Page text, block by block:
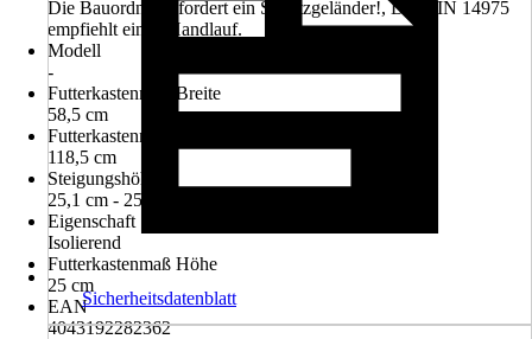
Die Bauordnung fordert ein Schutzgeländer!, Die DIN 14975
empfiehlt einen Handlauf.
Modell
-
Futterkastenmaß Breite
58,5 cm
Futterkastenmaß Länge
118,5 cm
Steigungshöhe
25,1 cm - 25,1 cm
Eigenschaft
Isolierend
Futterkastenmaß Höhe
25 cm
EAN
4043192282362
Sicherheitsdatenblatt